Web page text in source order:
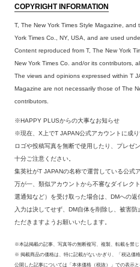
COPYRIGHT INFORMATION
T, The New York Times Style Magazine,
York Times Co., NY, USA, and are used
Content reproduced from T, The New York
New York Times Co. and/or its contributors,
The views and opinions expressed within T
Magazine are not necessarily those of The
contributors.
※HAPPY PLUSからの大事なお知らせ
※現在、X上でT JAPAN公式アカウントに成
ロゴや投稿写真を無断で使用したり、プレゼ
十分ご注意ください。
集英社がT JAPANの名称で運営している公式
万が一、類似アカウントから不審なダイレク
選通知など）を受け取った場合は、DMへの
入力は決してせず、DM自体を削除し、被害
ただきますようお願いいたします。
※本誌掲載の記事、写真等の無断複写、複製、転載を禁じ
※ 掲載商品の価格は、特に記載がないかぎり、「税込価
公開した記事については「本体価格（税抜）」での表示